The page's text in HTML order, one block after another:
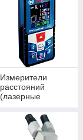
Измерители
расстояний
(лазерные
высотомеры
(измерители
высоты проводов).